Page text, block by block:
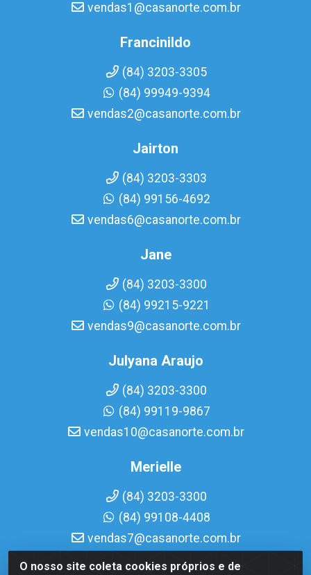
O nosso site coleta cookies próprios e de
vendas1@casanorte.com.br
Francinildo
(84) 3203-3305
(84) 99949-9394
vendas2@casanorte.com.br
Jairton
(84) 3203-3303
(84) 99156-4692
vendas6@casanorte.com.br
Jane
(84) 3203-3300
(84) 99215-9221
vendas9@casanorte.com.br
Julyana Araujo
(84) 3203-3300
(84) 99119-9867
vendas10@casanorte.com.br
Merielle
(84) 3203-3300
(84) 99108-4408
vendas7@casanorte.com.br